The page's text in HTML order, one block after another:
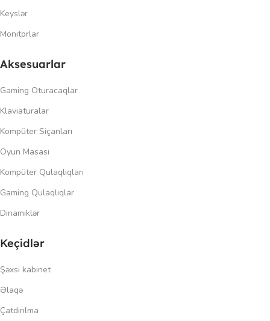
Keyslər
Monitorlar
Aksesuarlar
Gaming Oturacaqlar
Klaviaturalar
Kompüter Siçanları
Oyun Masası
Kompüter Qulaqlıqları
Gaming Qulaqlıqlar
Dinamiklər
Keçidlər
Şəxsi kabinet
Əlaqə
Çatdırılma